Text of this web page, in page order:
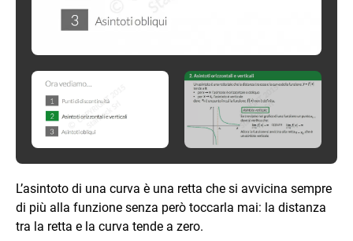
L’asintoto di una curva è una retta che si avvicina sempre
di più alla funzione senza però toccarla mai: la distanza
tra la retta e la curva tende a zero.